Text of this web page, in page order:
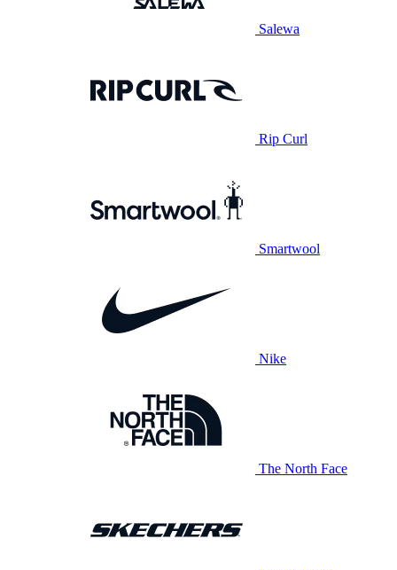
Salewa
Rip Curl
Smartwool
Nike
The North Face